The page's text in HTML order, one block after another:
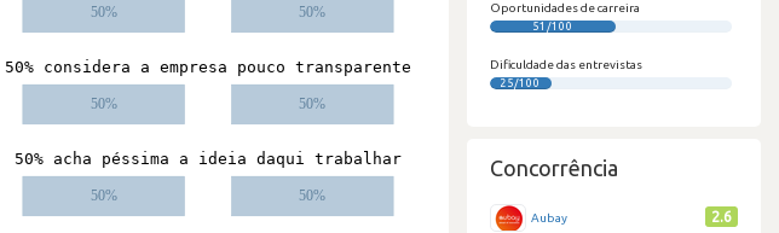
Oportunidades de carreira
51/100
Dificuldade das entrevistas
25/100
Concorrência
Aubay 2.6